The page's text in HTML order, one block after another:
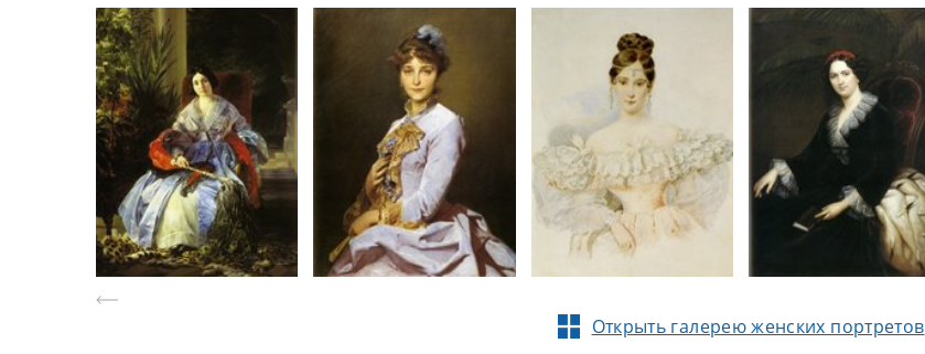
Открыть галерею женских портретов